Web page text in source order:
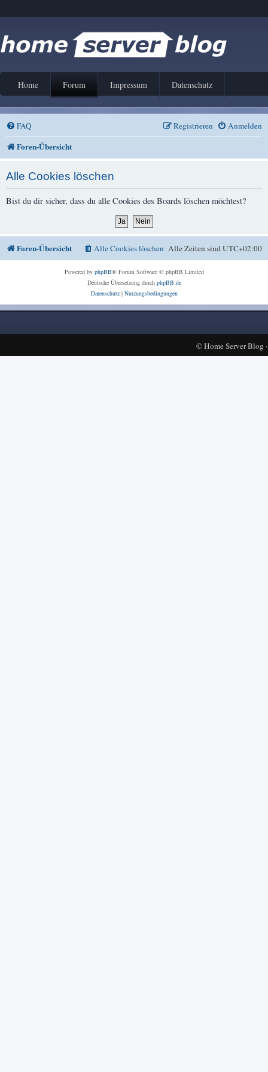
Home Forum Impressum Datenschutz
FAQ Anmelden
Registrieren
Foren-Übersicht
Alle Cookies löschen
Bist du dir sicher, dass du alle Cookies des Boards löschen möchtest?
Foren-Übersicht Alle Zeiten sindUTC+02:00
Alle Cookies löschen
Powered by phpBB® Forum Software © phpBB Limited
Deutsche Übersetzung durch phpBB.de
Datenschutz| Nutzungsbedingungen
©Home Server Blog